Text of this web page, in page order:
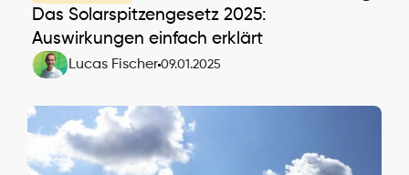
Das Solarspitzengesetz 2025:
Auswirkungen einfach erklärt
Lucas Fischer 09.01.2025